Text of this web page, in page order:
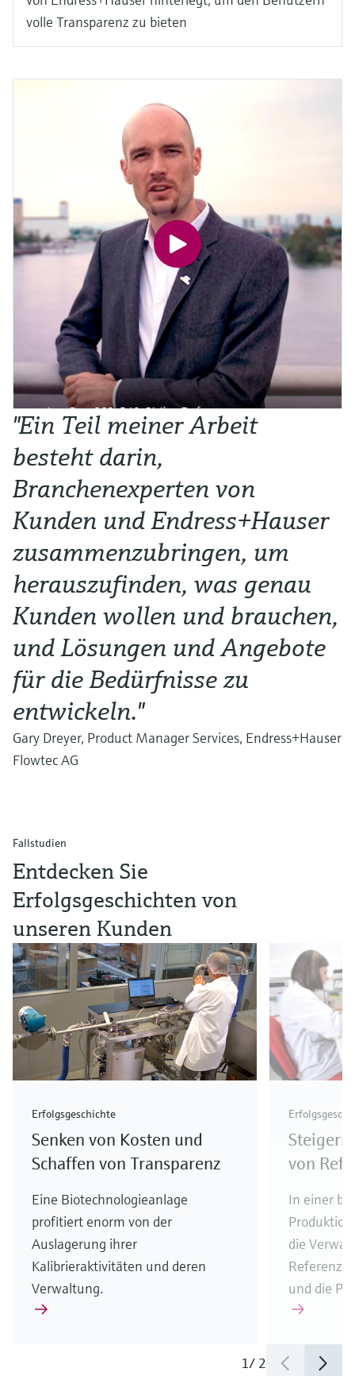
volle Transparenz zu bieten
"Ein Teil meiner Arbeit
besteht darin,
Branchenexperten von
Kunden und Endress+Hauser
zusammenzubringen, um
herauszufinden, was genau
Kunden wollen und brauchen,
und Lösungen und Angebote
für die Bedürfnisse zu
entwickeln."
Gary Dreyer, Product Manager Services, Endress+Hauser
Flowtec AG
Fallstudien
Entdecken Sie
Erfolgsgeschichten von
unseren Kunden
Erfolgsgeschichte
Senken von Kosten und
Schaffen von Transparenz
Eine Biotechnologieanlage
profitiert enorm von der
Auslagerung ihrer
Kalibrieraktivitäten und deren
Verwaltung.
von
In einer
die
und die
1/ 2